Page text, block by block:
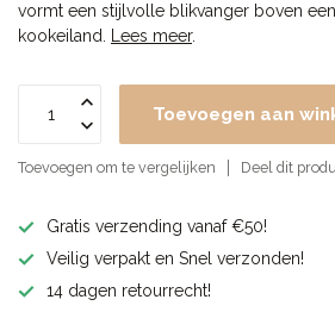
vormt een stijlvolle blikvanger boven
kookeiland.
Lees meer.
Toevoegen aan
Toevoegen om te vergelijken Deel dit
Gratis verzending vanaf €50!
Veilig verpakt en Snel verzonden!
14 dagen retourrecht!